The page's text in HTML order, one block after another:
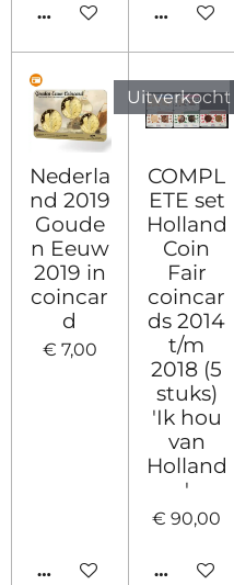
IN WINKELWAGEN
IN
Nederla
nd 2019
Goude
n Eeuw
2019 in
coincar
d
€ 7,00
IN WINKELWAGEN
Uitverkocht
COMPL
ETE set
Holland
Coin
Fair
coincar
ds 2014
t/m
2018 (5
stuks)
'Ik hou
van
Holland
'
€ 90,00
HOUD